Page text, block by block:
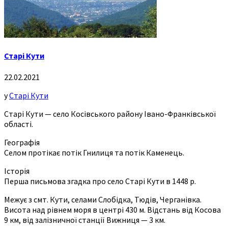
Старі Кути
22.02.2021
уСтарі Кути
Старі Кути — село Косівського району Івано-Франківської
області.
Географія
Селом протікає потік Гнилиця та потік Каменець.
Історія
Перша письмова згадка про село Старі Кути в 1448 р.
Межує з смт. Кути, селами Слобідка, Тюдів, Черганівка.
Висота над рівнем моря в центрі 430 м. Відстань від Косова
9 км, від залізничної станції Вижниця — 3 км.